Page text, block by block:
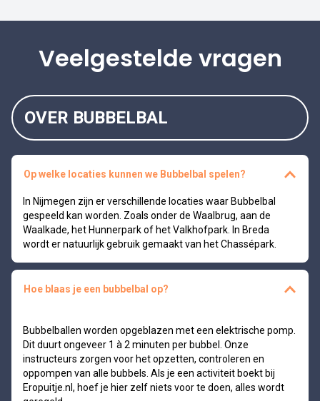
Veelgestelde vragen
OVER BUBBELBAL
Op welke locaties kunnen we Bubbelbal spelen?
In Nijmegen zijn er verschillende locaties waar Bubbelbal
gespeeld kan worden. Zoals onder de Waalbrug, aan de
Waalkade, het Hunnerpark of het Valkhofpark. In Breda
wordt er natuurlijk gebruik gemaakt van het Chassépark.
Hoe blaas je een bubbelbal op?
Bubbelballen worden opgeblazen met een elektrische pomp.
Dit duurt ongeveer 1 à 2 minuten per bubbel. Onze
instructeurs zorgen voor het opzetten, controleren en
oppompen van alle bubbels. Als je een activiteit boekt bij
Eropuitje.nl, hoef je hier zelf niets voor te doen, alles wordt